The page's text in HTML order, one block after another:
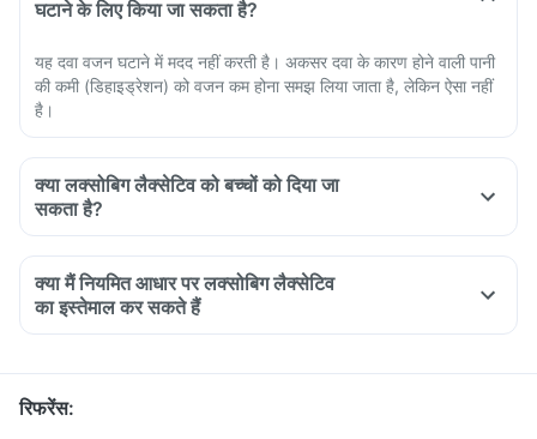
घटाने के लिए किया जा सकता है?
यह दवा वजन घटाने में मदद नहीं करती है। अकसर दवा के कारण होने वाली पानी
की कमी (डिहाइड्रेशन) को वजन कम होना समझ लिया जाता है, लेकिन ऐसा नहीं
है।
क्या लक्सोबिग लैक्सेटिव को बच्चों को दिया जा
सकता है?
क्या मैं नियमित आधार पर लक्सोबिग लैक्सेटिव
का इस्तेमाल कर सकते हैं
रिफरेंस: